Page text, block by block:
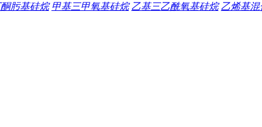
肟基硅烷 甲基三甲氧基硅烷 乙基三乙酰氧基硅烷 乙烯基